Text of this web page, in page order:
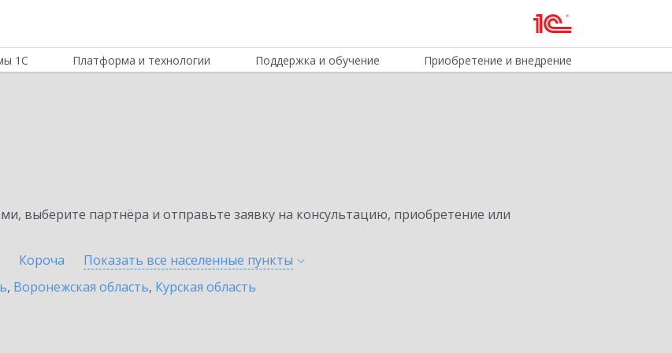
1С Платформа и технологии Поддержка и обучение Приобретение и внедрение
выберите партнёра и отправьте заявку на консультацию, приобретение или
Короча Показать все населенные пункты
, Воронежская область, Курская область